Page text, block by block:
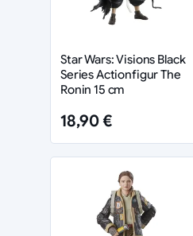
Star Wars: Visions Black
Series Actionfigur The
Ronin 15 cm
18,90 €